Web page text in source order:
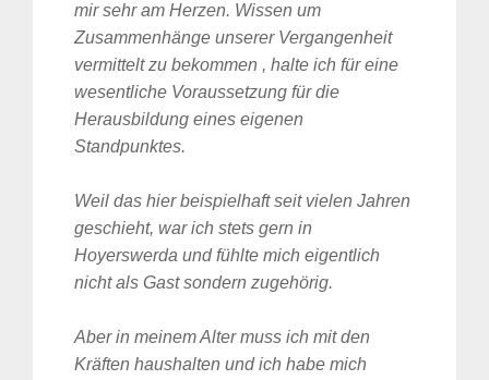
mir sehr am Herzen. Wissen um
Zusammenhänge unserer Vergangenheit
vermittelt zu bekommen , halte ich für eine
wesentliche Voraussetzung für die
Herausbildung eines eigenen
Standpunktes.
Weil das hier beispielhaft seit vielen Jahren
geschieht, war ich stets gern in
Hoyerswerda und fühlte mich eigentlich
nicht als Gast sondern zugehörig.
Aber in meinem Alter muss ich mit den
Kräften haushalten und ich habe mich